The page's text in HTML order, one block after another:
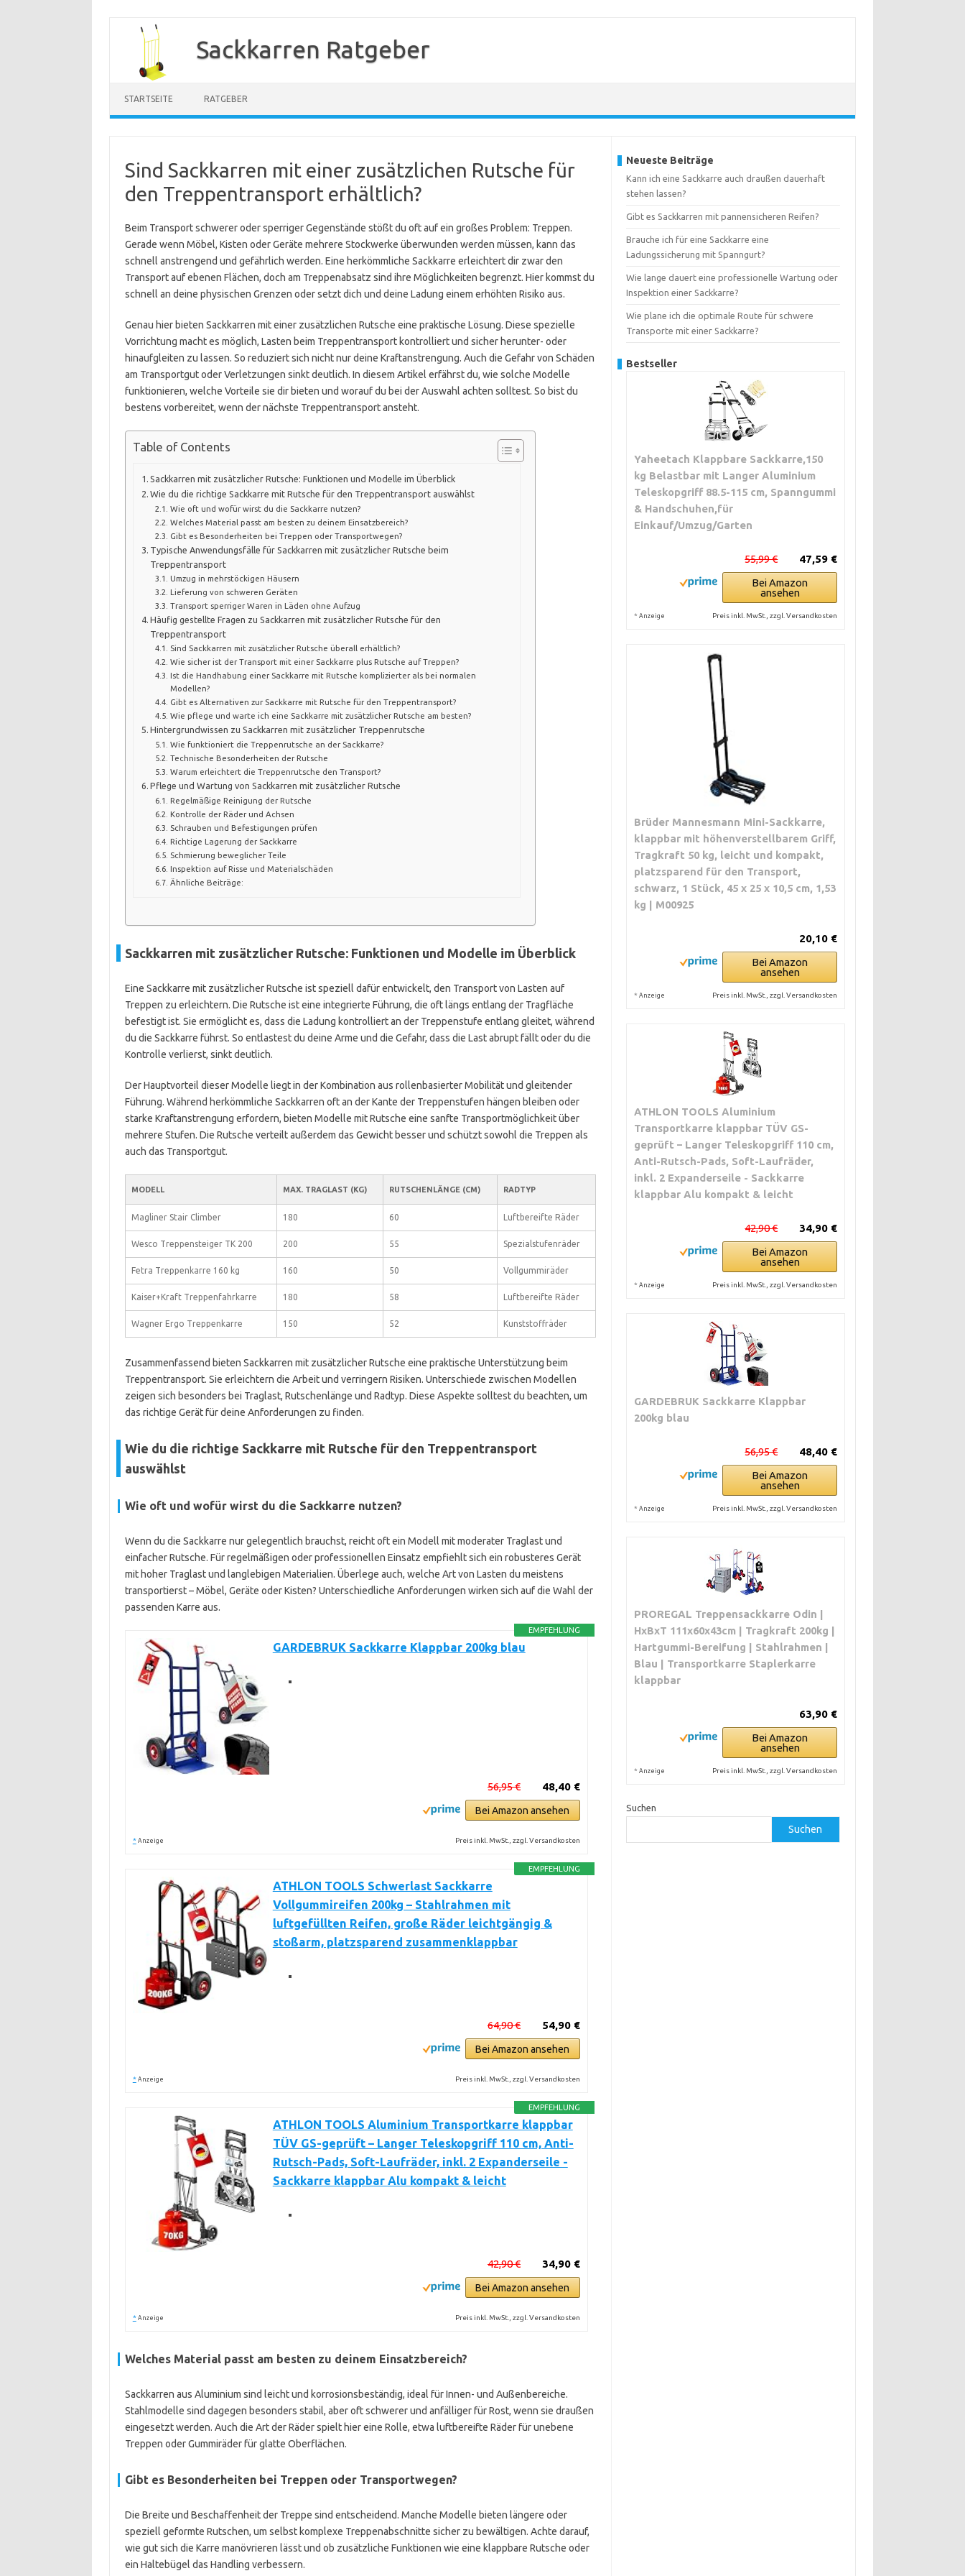
springen
Sackkarren Ratgeber
STARTSEITE RATGEBER
Sind Sackkarren mit einer zusätzlichen Rutsche für
den Treppentransport erhältlich?
Beim Transport schwerer oder sperriger Gegenstände stößt du oft auf ein großes Problem: Treppen.
Gerade wenn Möbel, Kisten oder Geräte mehrere Stockwerke überwunden werden müssen, kann das
schnell anstrengend und gefährlich werden. Eine herkömmliche Sackkarre erleichtert dir zwar den
Transport auf ebenen Flächen, doch am Treppenabsatz sind ihre Möglichkeiten begrenzt. Hier kommst du
schnell an deine physischen Grenzen oder setzt dich und deine Ladung einem erhöhten Risiko aus.
Genau hier bieten Sackkarren mit einer zusätzlichen Rutsche eine praktische Lösung. Diese spezielle
Vorrichtung macht es möglich, Lasten beim Treppentransport kontrolliert und sicher herunter- oder
hinaufgleiten zu lassen. So reduziert sich nicht nur deine Kraftanstrengung. Auch die Gefahr von Schäden
am Transportgut oder Verletzungen sinkt deutlich. In diesem Artikel erfährst du, wie solche Modelle
funktionieren, welche Vorteile sie dir bieten und worauf du bei der Auswahl achten solltest. So bist du
bestens vorbereitet, wenn der nächste Treppentransport ansteht.
Table of Contents
Sackkarren mit zusätzlicher Rutsche: Funktionen und Modelle im Überblick
Wie du die richtige Sackkarre mit Rutsche für den Treppentransport auswählst
Wie oft und wofür wirst du die Sackkarre nutzen?
Welches Material passt am besten zu deinem Einsatzbereich?
Gibt es Besonderheiten bei Treppen oder Transportwegen?
Typische Anwendungsfälle für Sackkarren mit zusätzlicher Rutsche beim
Treppentransport
Umzug in mehrstöckigen Häusern
Lieferung von schweren Geräten
Transport sperriger Waren in Läden ohne Aufzug
Häufig gestellte Fragen zu Sackkarren mit zusätzlicher Rutsche für den
Treppentransport
Sind Sackkarren mit zusätzlicher Rutsche überall erhältlich?
Wie sicher ist der Transport mit einer Sackkarre plus Rutsche auf Treppen?
Ist die Handhabung einer Sackkarre mit Rutsche komplizierter als bei normalen
Modellen?
Gibt es Alternativen zur Sackkarre mit Rutsche für den Treppentransport?
Wie pflege und warte ich eine Sackkarre mit zusätzlicher Rutsche am besten?
Hintergrundwissen zu Sackkarren mit zusätzlicher Treppenrutsche
Wie funktioniert die Treppenrutsche an der Sackkarre?
Technische Besonderheiten der Rutsche
Warum erleichtert die Treppenrutsche den Transport?
Pflege und Wartung von Sackkarren mit zusätzlicher Rutsche
Regelmäßige Reinigung der Rutsche
Kontrolle der Räder und Achsen
Schrauben und Befestigungen prüfen
Richtige Lagerung der Sackkarre
Schmierung beweglicher Teile
Inspektion auf Risse und Materialschäden
Ähnliche Beiträge:
Sackkarren mit zusätzlicher Rutsche: Funktionen und Modelle im Überblick
Eine Sackkarre mit zusätzlicher Rutsche ist speziell dafür entwickelt, den Transport von Lasten auf
Treppen zu erleichtern. Die Rutsche ist eine integrierte Führung, die oft längs entlang der Tragfläche
befestigt ist. Sie ermöglicht es, dass die Ladung kontrolliert an der Treppenstufe entlang gleitet, während
du die Sackkarre führst. So entlastest du deine Arme und die Gefahr, dass die Last abrupt fällt oder du die
Kontrolle verlierst, sinkt deutlich.
Der Hauptvorteil dieser Modelle liegt in der Kombination aus rollenbasierter Mobilität und gleitender
Führung. Während herkömmliche Sackkarren oft an der Kante der Treppenstufen hängen bleiben oder
starke Kraftanstrengung erfordern, bieten Modelle mit Rutsche eine sanfte Transportmöglichkeit über
mehrere Stufen. Die Rutsche verteilt außerdem das Gewicht besser und schützt sowohl die Treppen als
auch das Transportgut.
MODELL MAX. TRAGLAST (KG) RUTSCHENLÄNGE (CM) RADTYP
Magliner Stair Climber 180 60 Luftbereifte Räder
Wesco Treppensteiger TK 200 200 55 Spezialstufenräder
Fetra Treppenkarre 160 kg 160 50 Vollgummiräder
Kaiser+Kraft Treppenfahrkarre 180 58 Luftbereifte Räder
Wagner Ergo Treppenkarre 150 52 Kunststoffräder
Zusammenfassend bieten Sackkarren mit zusätzlicher Rutsche eine praktische Unterstützung beim
Treppentransport. Sie erleichtern die Arbeit und verringern Risiken. Unterschiede zwischen Modellen
zeigen sich besonders bei Traglast, Rutschenlänge und Radtyp. Diese Aspekte solltest du beachten, um
das richtige Gerät für deine Anforderungen zu finden.
Wie du die richtige Sackkarre mit Rutsche für den Treppentransport
auswählst
Wie oft und wofür wirst du die Sackkarre nutzen?
Wenn du die Sackkarre nur gelegentlich brauchst, reicht oft ein Modell mit moderater Traglast und
einfacher Rutsche. Für regelmäßigen oder professionellen Einsatz empfiehlt sich ein robusteres Gerät
mit hoher Traglast und langlebigen Materialien. Überlege auch, welche Art von Lasten du meistens
transportierst – Möbel, Geräte oder Kisten? Unterschiedliche Anforderungen wirken sich auf die Wahl der
passenden Karre aus.
EMPFEHLUNG
GARDEBRUK Sackkarre Klappbar 200kg blau
48,40 €
56,95 €
Bei Amazon ansehen
* Anzeige Preis inkl. MwSt., zzgl. Versandkosten
EMPFEHLUNG
ATHLON TOOLS Schwerlast Sackkarre
Vollgummireifen 200kg – Stahlrahmen mit
luftgefüllten Reifen, große Räder leichtgängig &
stoßarm, platzsparend zusammenklappbar
54,90 €
64,90 €
Bei Amazon ansehen
* Anzeige Preis inkl. MwSt., zzgl. Versandkosten
EMPFEHLUNG
ATHLON TOOLS Aluminium Transportkarre klappbar
TÜV GS-geprüft – Langer Teleskopgriff 110 cm, Anti-
Rutsch-Pads, Soft-Laufräder, inkl. 2 Expanderseile -
Sackkarre klappbar Alu kompakt & leicht
34,90 €
42,90 €
Bei Amazon ansehen
* Anzeige Preis inkl. MwSt., zzgl. Versandkosten
Welches Material passt am besten zu deinem Einsatzbereich?
Sackkarren aus Aluminium sind leicht und korrosionsbeständig, ideal für Innen- und Außenbereiche.
Stahlmodelle sind dagegen besonders stabil, aber oft schwerer und anfälliger für Rost, wenn sie draußen
eingesetzt werden. Auch die Art der Räder spielt hier eine Rolle, etwa luftbereifte Räder für unebene
Treppen oder Gummiräder für glatte Oberflächen.
Gibt es Besonderheiten bei Treppen oder Transportwegen?
Die Breite und Beschaffenheit der Treppe sind entscheidend. Manche Modelle bieten längere oder
speziell geformte Rutschen, um selbst komplexe Treppenabschnitte sicher zu bewältigen. Achte darauf,
wie gut sich die Karre manövrieren lässt und ob zusätzliche Funktionen wie eine klappbare Rutsche oder
ein Haltebügel das Handling verbessern.
Neueste Beiträge
Kann ich eine Sackkarre auch draußen dauerhaft
stehen lassen?
Gibt es Sackkarren mit pannensicheren Reifen?
Brauche ich für eine Sackkarre eine
Ladungssicherung mit Spanngurt?
Wie lange dauert eine professionelle Wartung oder
Inspektion einer Sackkarre?
Wie plane ich die optimale Route für schwere
Transporte mit einer Sackkarre?
Bestseller
Yaheetach Klappbare Sackkarre,150
kg Belastbar mit Langer Aluminium
Teleskopgriff 88.5-115 cm, Spanngummi
& Handschuhen,für
Einkauf/Umzug/Garten
47,59 €
55,99 €
Bei Amazon
ansehen
* Anzeige Preis inkl. MwSt., zzgl. Versandkosten
Brüder Mannesmann Mini-Sackkarre,
klappbar mit höhenverstellbarem Griff,
Tragkraft 50 kg, leicht und kompakt,
platzsparend für den Transport,
schwarz, 1 Stück, 45 x 25 x 10,5 cm, 1,53
kg | M00925
20,10 €
Bei Amazon
ansehen
* Anzeige Preis inkl. MwSt., zzgl. Versandkosten
ATHLON TOOLS Aluminium
Transportkarre klappbar TÜV GS-
geprüft – Langer Teleskopgriff 110 cm,
Anti-Rutsch-Pads, Soft-Laufräder,
inkl. 2 Expanderseile - Sackkarre
klappbar Alu kompakt & leicht
34,90 €
42,90 €
Bei Amazon
ansehen
* Anzeige Preis inkl. MwSt., zzgl. Versandkosten
GARDEBRUK Sackkarre Klappbar
200kg blau
48,40 €
56,95 €
Bei Amazon
ansehen
* Anzeige Preis inkl. MwSt., zzgl. Versandkosten
PROREGAL Treppensackkarre Odin |
HxBxT 111x60x43cm | Tragkraft 200kg |
Hartgummi-Bereifung | Stahlrahmen |
Blau | Transportkarre Staplerkarre
klappbar
63,90 €
Bei Amazon
ansehen
* Anzeige Preis inkl. MwSt., zzgl. Versandkosten
Suchen
Suchen